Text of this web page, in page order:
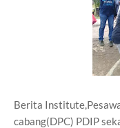
Berita
cabang(DPC) PDIP